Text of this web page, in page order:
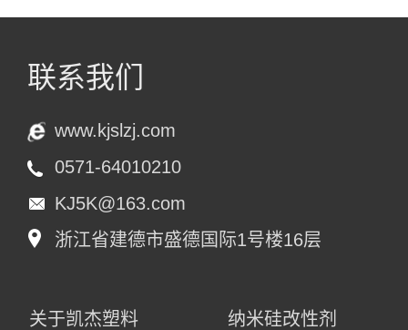
联系我们
www.kjslzj.com
0571-64010210
KJ5K@163.com
浙江省建德市盛德国际1号楼16层
关于凯杰塑料 纳米硅改性剂